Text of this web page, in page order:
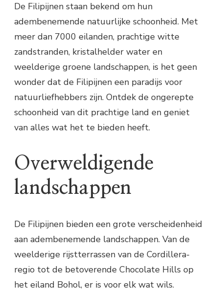
De Filipijnen staan bekend om hun
adembenemende natuurlijke schoonheid. Met
meer dan 7000 eilanden, prachtige witte
zandstranden, kristalhelder water en
weelderige groene landschappen, is het geen
wonder dat de Filipijnen een paradijs voor
natuurliefhebbers zijn. Ontdek de ongerepte
schoonheid van dit prachtige land en geniet
van alles wat het te bieden heeft.
Overweldigende
landschappen
De Filipijnen bieden een grote verscheidenheid
aan adembenemende landschappen. Van de
weelderige rijstterrassen van de Cordillera-
regio tot de betoverende Chocolate Hills op
het eiland Bohol, er is voor elk wat wils.